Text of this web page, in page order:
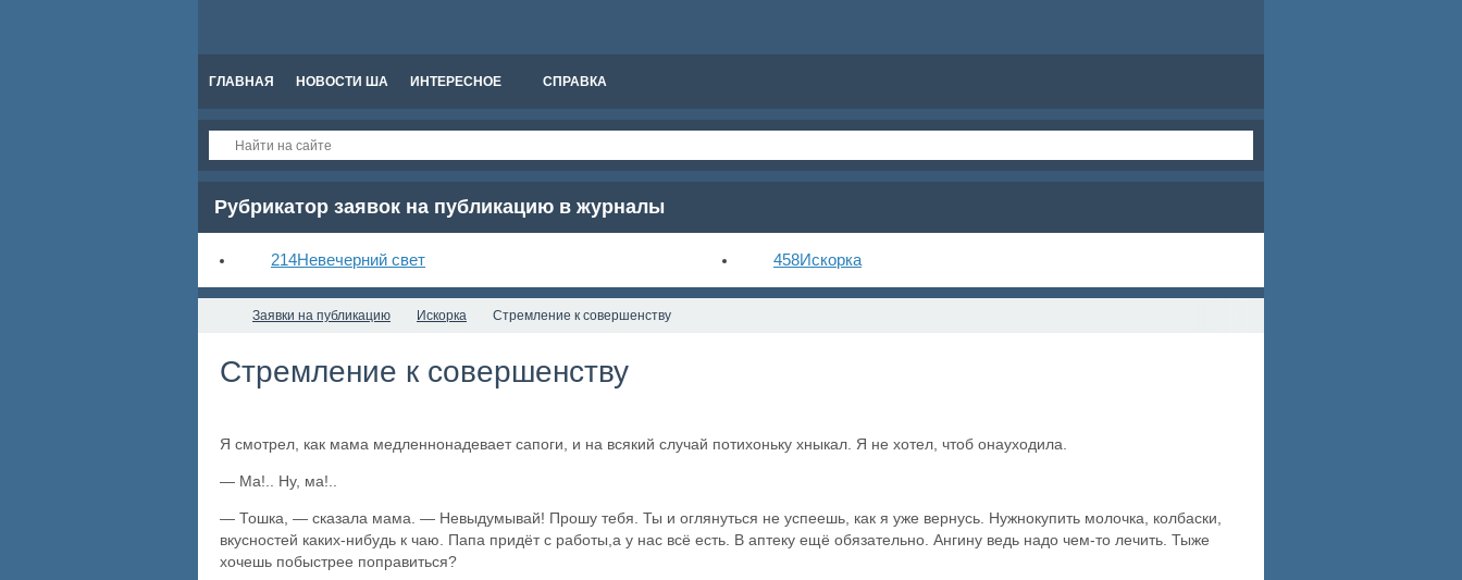
ГЛАВНАЯ НОВОСТИ ША ИНТЕРЕСНОЕ СПРАВКА
Рубрикатор заявок на публикацию в журналы
214Невечерний свет 458Искорка
Заявки на публикацию Искорка Стремление к совершенству
Стремление к совершенству
Я смотрел, как мама медленнонадевает сапоги, и на всякий случай потихоньку хныкал. Я не хотел, чтоб онауходила.
— Ма!.. Ну, ма!..
— Тошка, — сказала мама. — Невыдумывай! Прошу тебя. Ты и оглянуться не успеешь, как я уже вернусь. Нужнокупить молочка, колбаски,
вкусностей каких-нибудь к чаю. Папа придёт с работы,а у нас всё есть. В аптеку ещё обязательно. Ангину ведь надо чем-то лечить. Тыже
хочешь побыстрее поправиться?